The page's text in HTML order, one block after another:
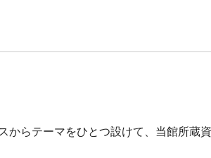
からテーマをひとつ設けて、当館所蔵